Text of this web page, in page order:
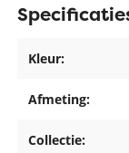
Kleur:
Afmeting:
Collectie: